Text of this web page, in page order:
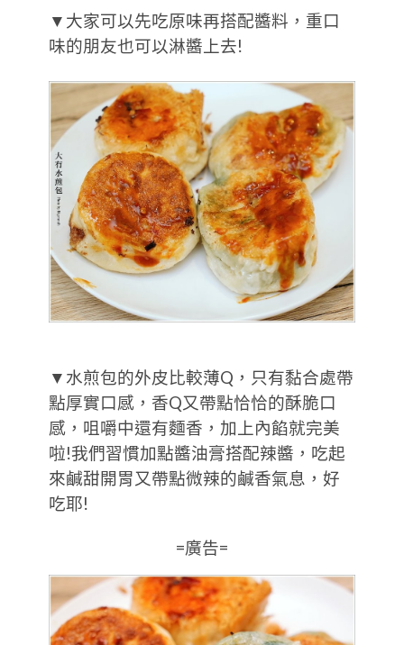
▼大家可以先吃原味再搭配醬料，重口
味的朋友也可以淋醬上去!
▼水煎包的外皮比較薄Q，只有黏合處帶
點厚實口感，香Q又帶點恰恰的酥脆口
感，咀嚼中還有麵香，加上內餡就完美
啦!我們習慣加點醬油膏搭配辣醬，吃起
來鹹甜開胃又帶點微辣的鹹香氣息，好
吃耶!
=廣告=